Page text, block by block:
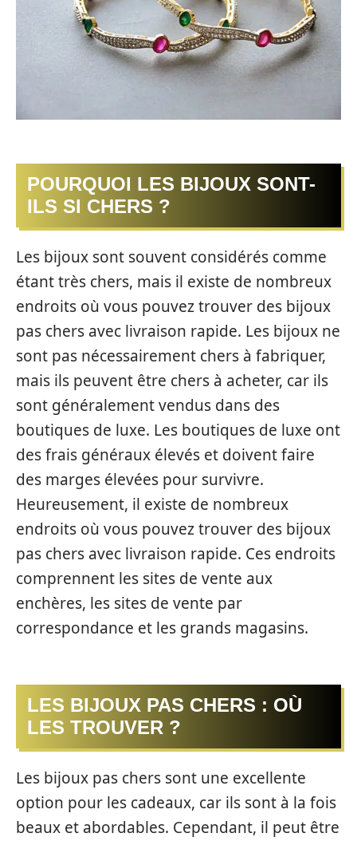
POURQUOI LES BIJOUX SONT-
ILS SI CHERS ?
Les bijoux sont souvent considérés comme
étant très chers, mais il existe de nombreux
endroits où vous pouvez trouver des bijoux
pas chers avec livraison rapide. Les bijoux ne
sont pas nécessairement chers à fabriquer,
mais ils peuvent être chers à acheter, car ils
sont généralement vendus dans des
boutiques de luxe. Les boutiques de luxe ont
des frais généraux élevés et doivent faire
des marges élevées pour survivre.
Heureusement, il existe de nombreux
endroits où vous pouvez trouver des bijoux
pas chers avec livraison rapide. Ces endroits
comprennent les sites de vente aux
enchères, les sites de vente par
correspondance et les grands magasins.
LES BIJOUX PAS CHERS : OÙ
LES TROUVER ?
Les bijoux pas chers sont une excellente
option pour les cadeaux, car ils sont à la fois
beaux et abordables. Cependant, il peut être